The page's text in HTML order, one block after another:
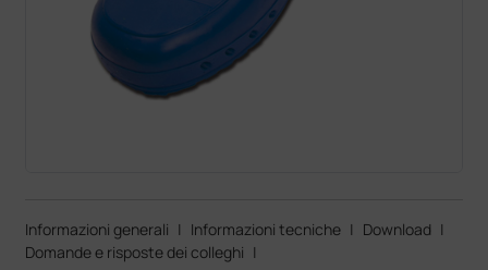
Informazioni generali | Informazioni tecniche | Download |
Domande e risposte dei colleghi |